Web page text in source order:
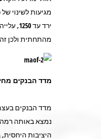
מהתחתית ולכן
מדד הבנקים מחיר
נמצא באותה רמה
היציבות